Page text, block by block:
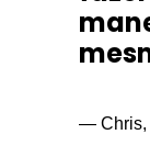
— Chris,